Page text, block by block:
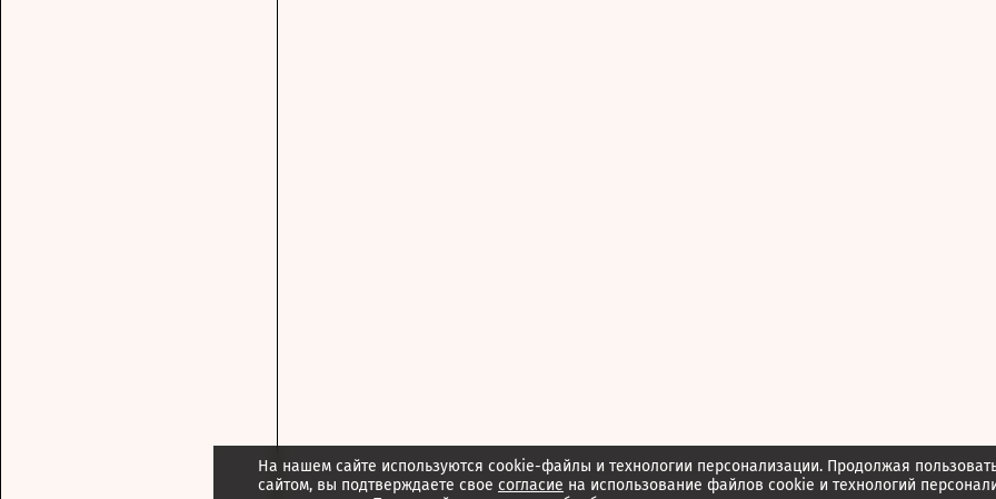
На нашем сайте используются cookie-файлы и технологии персонализации. Продолжая
сайтом, вы подтверждаете свое согласие на использование файлов cookie и технологий